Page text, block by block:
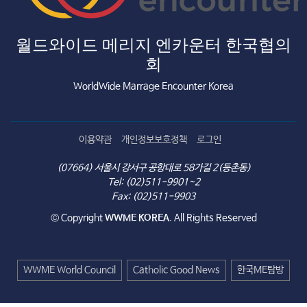
월드와이드 메리지 엔카운터 한국협의
회
WorldWide Marrage Encounter Korea
이용약관 개인정보보호정책 로그인
(07664) 서울시 강서구 공항대로 58가길 2(등촌동)
Tel: (02)511-9901~2
Fax: (02)511-9903
© CopyrightWWME KOREA. All Rights Reserved
WWME World Council Catholic Good News 한국ME탐방